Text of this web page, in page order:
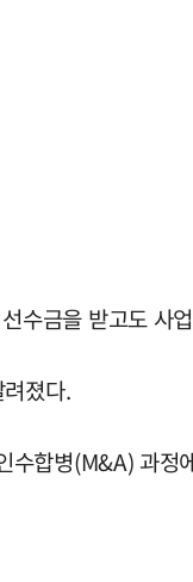
수금을 받고도 사
졌다.
합병(M&A) 과